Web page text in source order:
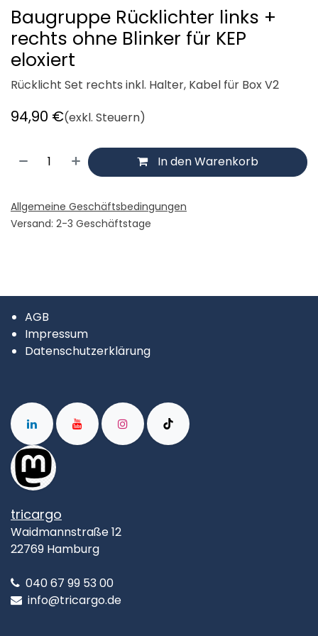
Baugruppe Rücklichter links +
rechts ohne Blinker für KEP
eloxiert
Rücklicht Set rechts inkl. Halter, Kabel für Box V2
94,90 €(exkl. Steuern)
In den Warenkorb
Allgemeine Geschäftsbedingungen
Versand: 2-3 Geschäftstage
AGB
Impressum
Datenschutzerklärung
tricargo
Waidmannstraße 12
22769 Hamburg
040 67 99 53 00
info@tricargo.de